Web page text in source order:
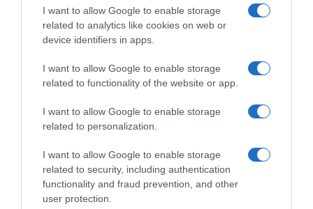
I want to allow Google to enable storage
related to analytics like cookies on web or
device identifiers in apps.
I want to allow Google to enable storage
related to functionality of the website or app.
I want to allow Google to enable storage
related to personalization.
I want to allow Google to enable storage
related to security, including authentication
functionality and fraud prevention, and other
user protection.